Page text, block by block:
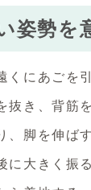
姿勢を
くにあごを引
抜き、背筋
、脚を伸ばす
に大きく振る